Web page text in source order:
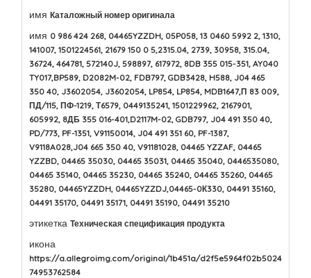
имя Каталожный номер оригинала
имя 0 986 424 268, 04465YZZDH, 05P058, 13 0460 5992 2, 1310,
141007, 1501224561, 21679 150 0 5,2315.04, 2739, 30958, 315.04,
36724, 464781, 572140J, 598897, 617972, 8DB 355 015-351, AY040
TY017,BP589, D2082M-02, FDB797, GDB3428, H588, J04 465
350 40, J3602054, J3602054, LP854, LP854, MDB1647,П 83 009,
ПД/115, ПФ-1219, Т6579, 0449135241, 1501229962, 2167901,
605992, 8ДБ 355 016-401,D2117M-02, GDB797, J04 491 350 40,
PD/773, PF-1351, V91150014, J04 491 351 60, PF-1387,
V9118A028,J04 665 350 40, V91181028, 04465 YZZAF, 04465
YZZBD, 04465 35030, 04465 35031, 04465 35040, 0446535080,
04465 35140, 04465 35230, 04465 35240, 04465 35260, 04465
35280, 04465YZZDH, 04465YZZDJ,04465-0К330, 04491 35160,
04491 35170, 04491 35171, 04491 35190, 04491 35210
этикетка Техническая спецификация продукта
икона
https://a.allegroimg.com/original/1b451a/d2f5e5964f02b5024
74953762584